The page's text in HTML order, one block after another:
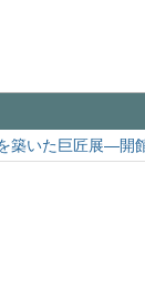
築いた巨匠展―開